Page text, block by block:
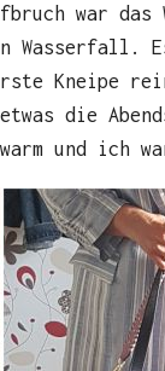
war
Kneipe
die
und ich